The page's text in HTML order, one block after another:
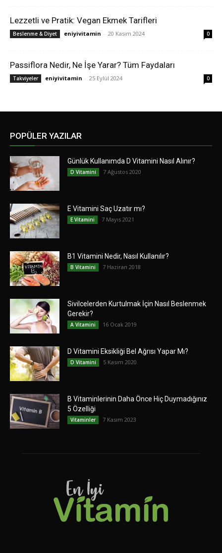
Lezzetli ve Pratik: Vegan Ekmek Tarifleri
Beslenme & Diyet eniyivitamin - 20 Kasım 2024 0
Passiflora Nedir, Ne İşe Yarar? Tüm Faydaları
Takviyeler eniyivitamin - 25 Eylül 2024 0
POPÜLER YAZILAR
Günlük Kullanımda D Vitamini Nasıl Alınır?
D Vitamini 7 Ağustos 2020
E Vitamini Saç Uzatır mı?
E Vitamini 7 Mayıs 2021
B1 Vitamini Nedir, Nasıl Kullanılır?
B Vitamini 7 Haziran 2018
Sivilcelerden Kurtulmak İçin Nasıl Beslenmek
Gerekir?
A Vitamini 16 Ocak 2019
D Vitamini Eksikliği Bel Ağrısı Yapar Mı?
D Vitamini 5 Kasım 2020
B Vitaminlerinin Daha Önce Hiç Duymadığınız
5 Özelliği
Vitaminler 7 Kasım 2023